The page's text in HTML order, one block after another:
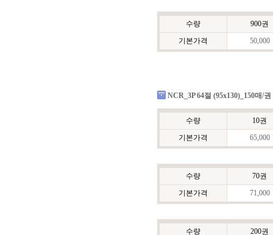
수량
900권
기본가격
50,000
NCR_3P 64절 (95x130)_150매/권
수량
10권
기본가격
65,000
수량
70권
기본가격
71,000
수량 200권